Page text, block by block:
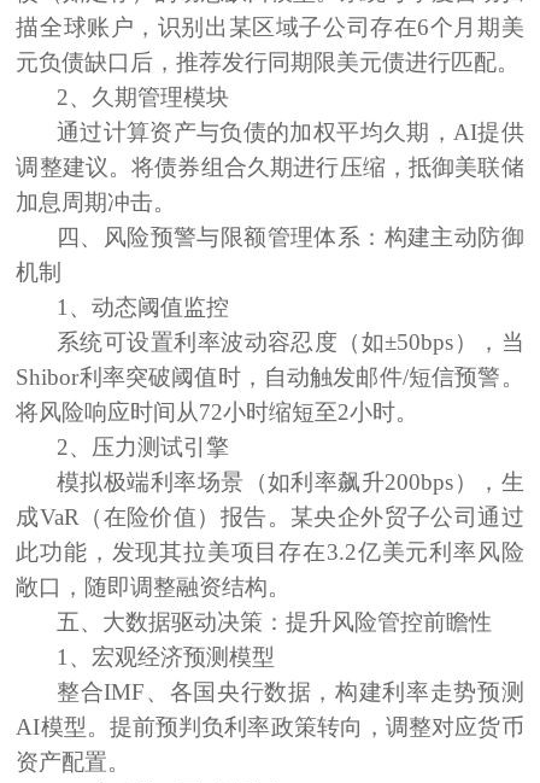
描全球账户，识别出某区域子公司存在6个月期美
元负债缺口后，推荐发行同期限美元债进行匹配。
2、 久期管理模块
通过计算资产与负债的加权平均久期，AI提供
调整建议。将债券组合久期进行压缩，抵御美联储
加息周期冲击。
四、风险预警与限额管理体系：构建主动防御
机制
1、动态阈值监控
系统可设置利率波动容忍度（如±50bps），当
Shibor利率突破阈值时，自动触发邮件/短信预警。
将风险响应时间从72小时缩短至2小时。
2、 压力测试引擎
模拟极端利率场景（如利率飙升200bps），生
成VaR（在险价值）报告。某央企外贸子公司通过
此功能，发现其拉美项目存在3.2亿美元利率风险
敞口，随即调整融资结构。
五、大数据驱动决策：提升风险管控前瞻性
1、 宏观经济预测模型
整合IMF、各国央行数据，构建利率走势预测
AI模型。提前预判负利率政策转向，调整对应货币
资产配置。